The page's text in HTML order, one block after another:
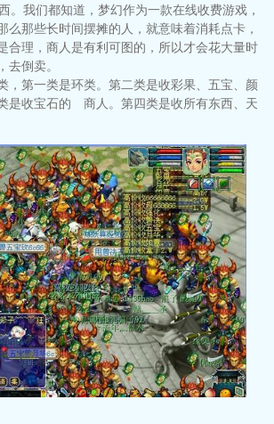
。我们都知道，梦幻作为一款在线收费游戏，
么那些长时间摆摊的人，就意味着消耗点卡，
合理，商人是有利可图的，所以才会花大量时
去倒卖。
第一类是环类。第二类是收彩果、五宝、颜
是收宝石的 商人。第四类是收所有东西、天